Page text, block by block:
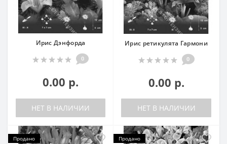
Ирис Дэнфорда
0
0.00 р.
НЕТ В НАЛИЧИИ
Ирис ретикулята Гармони
0
0.00 р.
НЕТ В НАЛИЧИИ
Продано Продано